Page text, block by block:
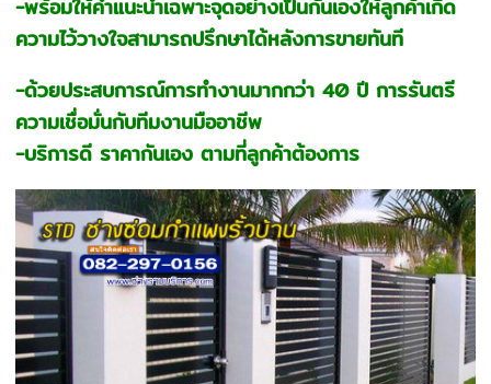
-พร้อมให้คำแนะนำเฉพาะจุดอย่างเป็นกันเองให้ลูกค้าเกิด
ความไว้วางใจสามารถปรึกษาได้หลังการขายทันที
-ด้วยประสบการณ์การทำงานมากกว่า 40 ปี การรันตรี
ความเชื่อมั่นกับทีมงานมืออาชีพ
-บริการดี ราคากันเอง ตามที่ลูกค้าต้องการ